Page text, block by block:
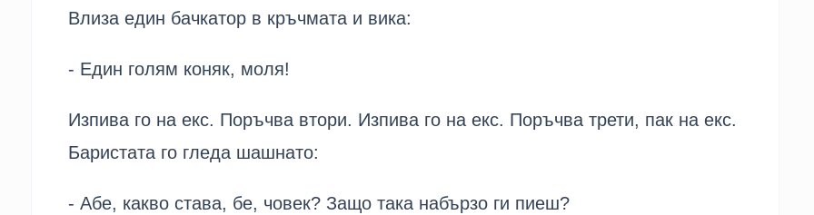
Влиза един бачкатор в кръчмата и вика:
- Един голям коняк, моля!
Изпива го на екс. Поръчва втори. Изпива го на екс. Поръчва трети, пак на екс.
Баристата го гледа шашнато:
- Абе, какво става, бе, човек? Защо така набързо ги пиеш?